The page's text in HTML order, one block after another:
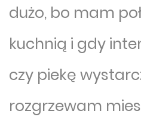
dużo, bo mam
kuchnią i gdy
czy piekę
rozgrzewam